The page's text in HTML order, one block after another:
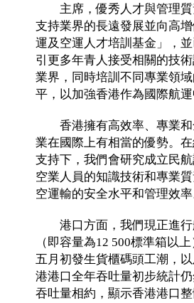
主席，優秀人才與管理質
支持業界的長遠發展並向高
運及空運人才培訓基金」，
引更多年青人接受相關的技
業界，同時培訓不同專業領
平，以加強香港作為國際航
香港擁有高效率、專業和
業在國際上有相當的優勢。
支持下，我們會研究成立民
空業人員的知識技術和專業
空運輸的安全水平和管理效
港口方面，我們現正進行
（即容量為12 500標準箱以
五月初發生貨櫃碼頭工潮，
港港口全年吞吐量初步統計
吞吐量相約，顯示香港港口